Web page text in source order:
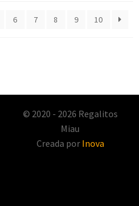
6 7 8 9 10
© 2020 - 2026 Regalitos
Miau
Creada por Inova